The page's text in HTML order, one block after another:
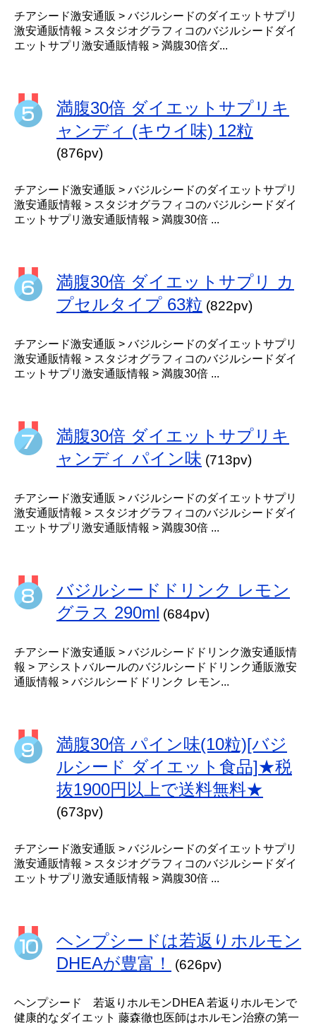
チアシード激安通販 > バジルシードのダイエットサプリ
激安通販情報 > スタジオグラフィコのバジルシードダイ
エットサプリ激安通販情報 > 満腹30倍ダ...
満腹30倍 ダイエットサプリキ
ャンディ (キウイ味) 12粒
(876pv)
チアシード激安通販 > バジルシードのダイエットサプリ
激安通販情報 > スタジオグラフィコのバジルシードダイ
エットサプリ激安通販情報 > 満腹30倍 ...
満腹30倍 ダイエットサプリ カ
プセルタイプ 63粒 (822pv)
チアシード激安通販 > バジルシードのダイエットサプリ
激安通販情報 > スタジオグラフィコのバジルシードダイ
エットサプリ激安通販情報 > 満腹30倍 ...
満腹30倍 ダイエットサプリキ
ャンディ パイン味 (713pv)
チアシード激安通販 > バジルシードのダイエットサプリ
激安通販情報 > スタジオグラフィコのバジルシードダイ
エットサプリ激安通販情報 > 満腹30倍 ...
バジルシードドリンク レモン
グラス 290ml (684pv)
チアシード激安通販 > バジルシードドリンク激安通販情
報 > アシストバルールのバジルシードドリンク通販激安
通販情報 > バジルシードドリンク レモン...
満腹30倍 パイン味(10粒)[バジ
ルシード ダイエット食品]★税
抜1900円以上で送料無料★
(673pv)
チアシード激安通販 > バジルシードのダイエットサプリ
激安通販情報 > スタジオグラフィコのバジルシードダイ
エットサプリ激安通販情報 > 満腹30倍 ...
ヘンプシードは若返りホルモン
DHEAが豊富！
(626pv)
ヘンプシード 若返りホルモンDHEA 若返りホルモンで
健康的なダイエット 藤森徹也医師はホルモン治療の第一